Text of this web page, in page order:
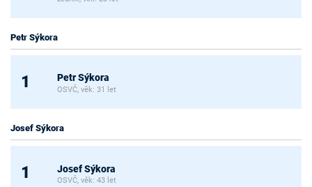
Petr Sýkora
1 Petr Sýkora
OSVČ, věk: 31 let
Josef Sýkora
1 Josef Sýkora
OSVČ, věk: 43 let